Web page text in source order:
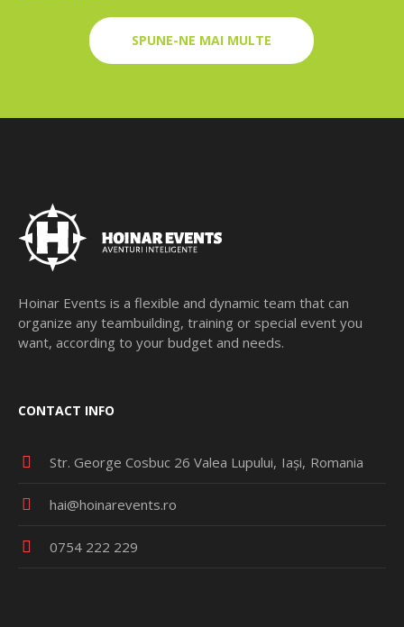
SPUNE-NE MAI MULTE
Hoinar Events is a flexible and dynamic team that can
organize any teambuilding, training or special event you
want, according to your budget and needs.
CONTACT INFO
Str. George Cosbuc 26 Valea Lupului Iași Romania
hai@hoinarevents.ro
0754 222 229